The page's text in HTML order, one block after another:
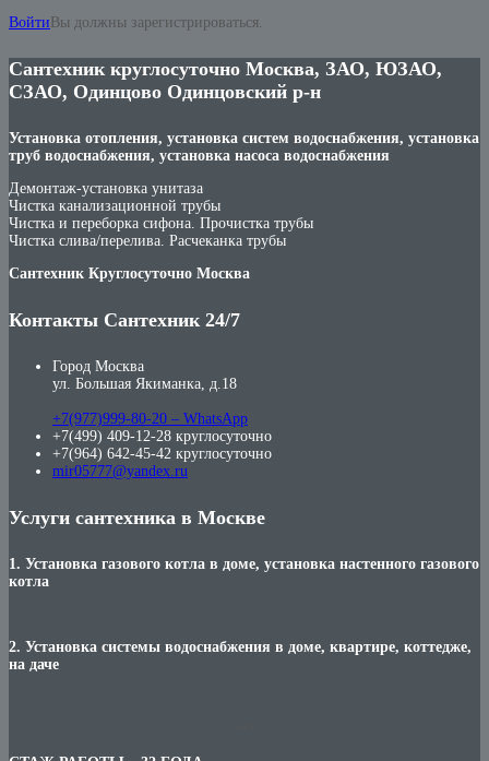
Войти Вы должны зарегистрироваться.
Сантехник круглосуточно Москва, ЗАО, ЮЗАО,
СЗАО, Одинцово Одинцовский р-н
Установка отопления, установка систем водоснабжения, установка
труб водоснабжения, установка насоса водоснабжения
Демонтаж-установка унитаза
Чистка канализационной трубы
Чистка и переборка сифона. Прочистка трубы
Чистка слива/перелива. Расчеканка трубы
Сантехник Круглосуточно Москва
Контакты Сантехник 24/7
Город Москва
ул. Большая Якиманка, д.18
+7(977)999-80-20 – WhatsApp
+7(499) 409-12-28 круглосуточно
+7(964) 642-45-42 круглосуточно
mir05777@yandex.ru
Услуги сантехника в Москве
1. Установка газового котла в доме, установка настенного газового
котла
2. Установка системы водоснабжения в доме, квартире, коттедже,
на даче